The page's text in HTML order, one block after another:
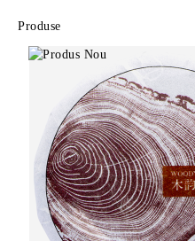
Produse